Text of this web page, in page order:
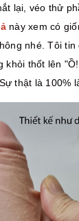
lại, véo thử
này xem có
nhé. Tôi tin
khỏi thốt lên
thật là 100%